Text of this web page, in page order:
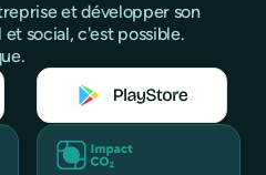
et développer son
social, c'est possible.